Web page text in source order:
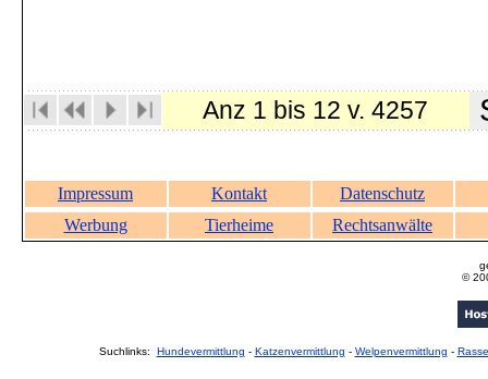
Anz 1 bis 12 v. 4257
Impressum Kontakt
Datenschutz
Werbung
Tierheime Rechtsanwälte
©
Suchlinks: Hundevermittlung - Katzenvermittlung - Welpenvermittlung -